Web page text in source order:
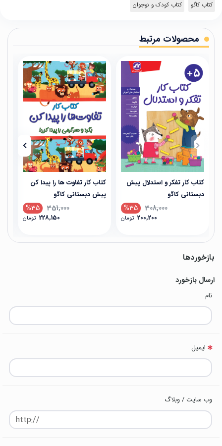
کتاب کاگو
کتاب کودک و نوجوان
محصولات مرتبط
کتاب کار تفکر و استدلال پیش
دبستانی کاگو
308,000
%35
200,200 تومان
کتاب کار تفاوت ها را پیدا کن
پیش دبستانی کاگو
351,000
%35
228,150 تومان
بازخوردها
ارسال بازخورد
نام
ایمیل
وب سایت / وبلاگ